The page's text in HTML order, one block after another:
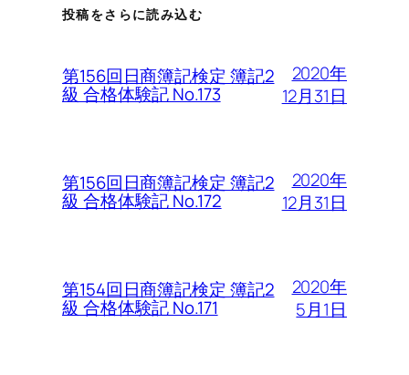
投稿をさらに読み込む
第156回日商簿記検定 簿記2
級 合格体験記 No.173
2020年
12月31日
第156回日商簿記検定 簿記2
級 合格体験記 No.172
2020年
12月31日
第154回日商簿記検定 簿記2
級 合格体験記 No.171
2020年
5月1日